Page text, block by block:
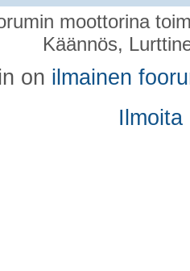
moottorina
Käännös,
on ilmainen